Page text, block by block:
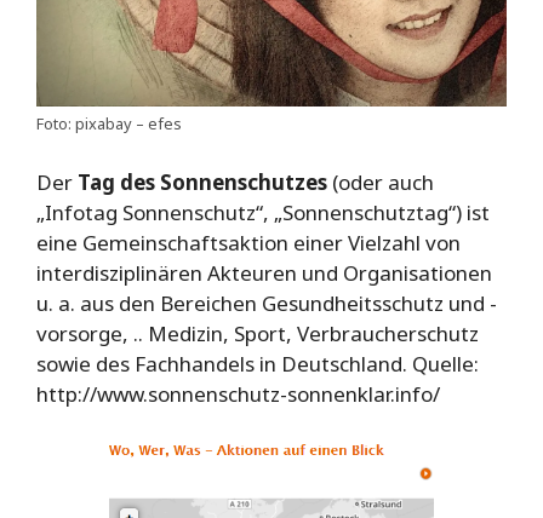
Foto: pixabay – efes
Der Tag des Sonnenschutzes (oder auch
„Infotag Sonnenschutz“, „Sonnenschutztag“) ist
eine Gemeinschaftsaktion einer Vielzahl von
interdisziplinären Akteuren und Organisationen
u. a. aus den Bereichen Gesundheitsschutz und -
vorsorge, .. Medizin, Sport, Verbraucherschutz
sowie des Fachhandels in Deutschland. Quelle:
http://www.sonnenschutz-sonnenklar.info/